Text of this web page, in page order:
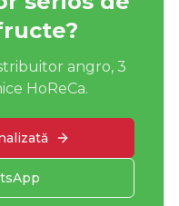
angro, 3
HoReCa.